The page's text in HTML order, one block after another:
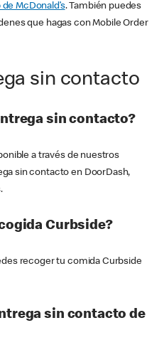
de McDonald’s. También puedes
que hagas con Mobile Order
sin contacto
sin contacto?
a través de nuestros
sin contacto en DoorDash,
Curbside?
recoger tu comida Curbside
sin contacto de